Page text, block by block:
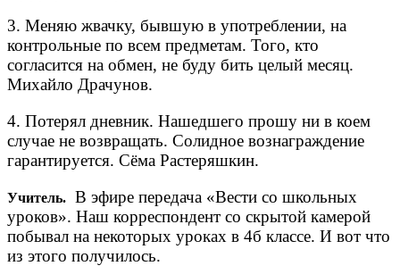
3. Меняю жвачку, бывшую в употреблении, на
контрольные по всем предметам. Того, кто
согласится на обмен, не буду бить целый месяц.
Михайло Драчунов.
4. Потерял дневник. Нашедшего прошу ни в коем
случае не возвращать. Солидное вознаграждение
гарантируется. Сёма Растеряшкин.
Учитель. В эфире передача «Вести со школьных
уроков». Наш корреспондент со скрытой камерой
побывал на некоторых уроках в 4б классе. И вот что
из этого получилось.